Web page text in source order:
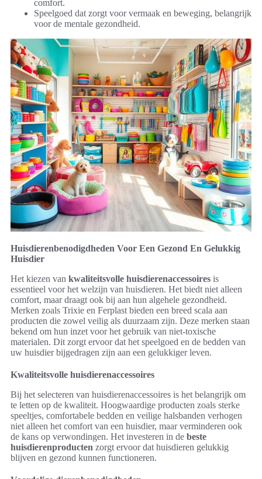
comfort.
Speelgoed dat zorgt voor vermaak en beweging, belangrijk
voor de mentale gezondheid.
Huisdierenbenodigdheden Voor Een Gezond En Gelukkig
Huisdier
Het kiezen van kwaliteitsvolle huisdierenaccessoires is
essentieel voor het welzijn van huisdieren. Het biedt niet alleen
comfort, maar draagt ook bij aan hun algehele gezondheid.
Merken zoals Trixie en Ferplast bieden een breed scala aan
producten die zowel veilig als duurzaam zijn. Deze merken staan
bekend om hun inzet voor het gebruik van niet-toxische
materialen. Dit zorgt ervoor dat het speelgoed en de bedden van
uw huisdier bijgedragen zijn aan een gelukkiger leven.
Kwaliteitsvolle huisdierenaccessoires
Bij het selecteren van huisdierenaccessoires is het belangrijk om
te letten op de kwaliteit. Hoogwaardige producten zoals sterke
speeltjes, comfortabele bedden en veilige halsbanden verhogen
niet alleen het comfort van een huisdier, maar verminderen ook
de kans op verwondingen. Het investeren in de beste
huisdierenproducten zorgt ervoor dat huisdieren gelukkig
blijven en gezond kunnen functioneren.